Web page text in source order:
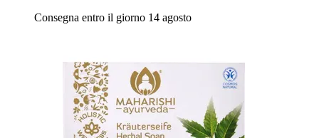
Consegna entro il giorno 14 agosto